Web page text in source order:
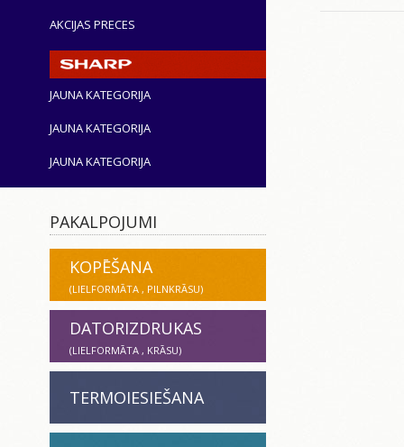
AKCIJAS PRECES
JAUNA KATEGORIJA
JAUNA KATEGORIJA
JAUNA KATEGORIJA
PAKALPOJUMI
KOPĒŠANA
(LIELFORMĀTA , PILNKRĀSU)
DATORIZDRUKAS
(LIELFORMĀTA , KRĀSU)
TERMOIESIEŠANA